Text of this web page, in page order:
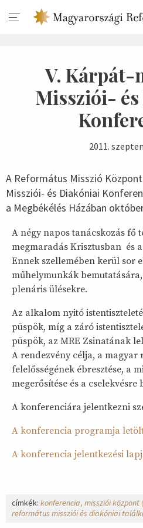
V. Kárpát-
Missziói-
2011.
A Református Misszió
Missziói- és Diakóniai
a Megbékélés Házában
A négy napos tanácskozás fő
megmaradás Krisztusban és
Ennek szellemében kerül sor
műhelymunkák
plenáris ülésekre.
Az alkalom nyitó
püspök, míg a záró
püspök, az MRE Zsinatának
A rendezvény célja, a
felelősségének ébresztése, a
megerősítése és a cselekvésre
A konferenciára jelentkezni
A konferencia programja
A konferencia jelentkezési
címkék: konferencia missziói központ
református missziói és diakóniai